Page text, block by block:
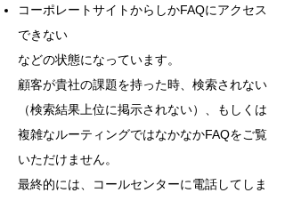
コーポレートサイトからしかFAQにアクセス
できない
などの状態になっています。
顧客が貴社の課題を持った時、検索されない
（検索結果上位に掲示されない）、もしくは
複雑なルーティングではなかなかFAQをご覧
いただけません。
最終的には、コールセンターに電話してしま